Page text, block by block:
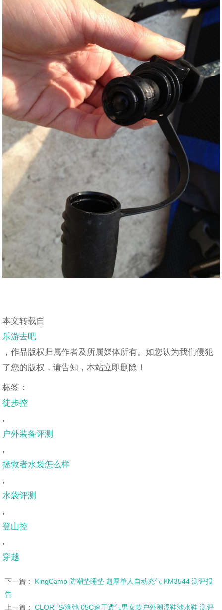
本文转载自
乐游去吧
，作品版权归属作者及所属媒体所有。如您认为我们侵犯
了您的版权，请告知，本站立即删除！
标签：
徒步控
,
户外装备评测
,
拯救者水袋怎么样
,
水袋评测
,
登山控
,
穿越
下一篇： KingCamp 防潮垫睡垫 超厚单人自动充气 KM3544 测评报
告
上一篇： CLORTS/洛弛 05C速干透气男女款户外溯溪鞋涉水鞋 测评